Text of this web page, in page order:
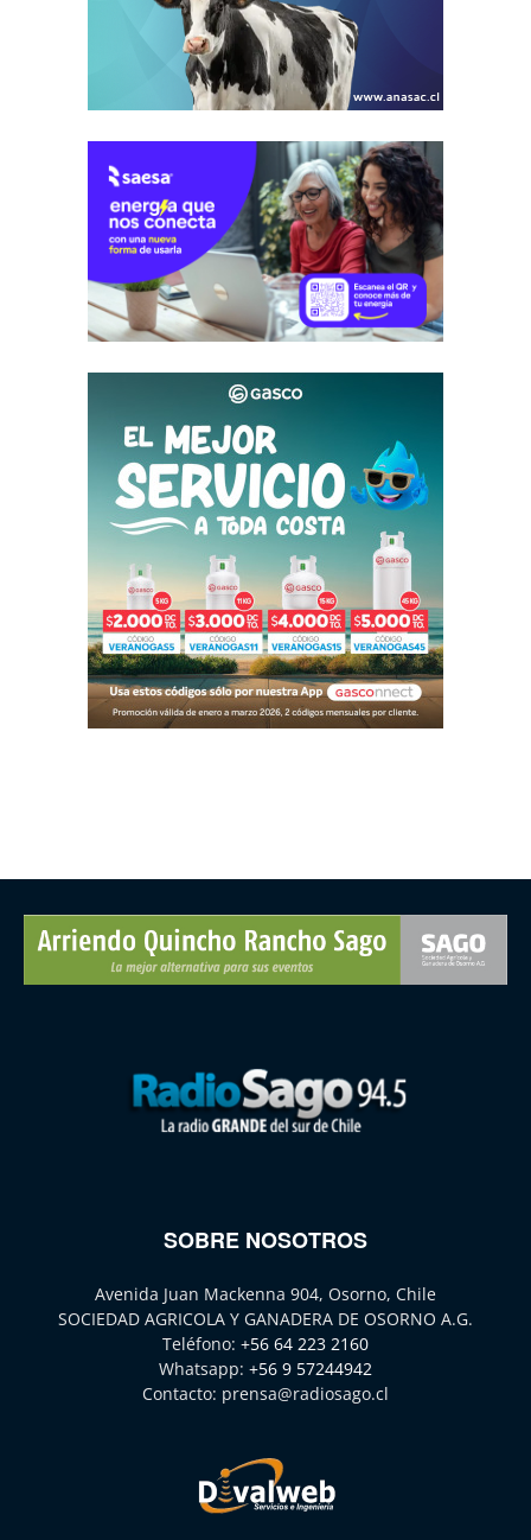
SOBRE NOSOTROS
Avenida Juan Mackenna 904, Osorno, Chile
SOCIEDAD AGRICOLA Y GANADERA DE OSORNO A.G.
Teléfono: +56 64 223 2160
Whatsapp: +56 9 57244942
Contacto: prensa@radiosago.cl